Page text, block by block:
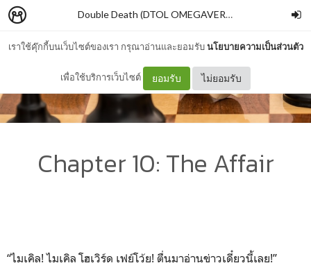
เราใช้คุ๊กกี้บนเว็บไซต์ของเรา กรุณาอ่านและยอมรับนโยบายความเป็นส่วนตัว
เพื่อใช้บริการเว็บไซต์ ยอมรับ ไม่ยอมรับ
Double Death (DTOL OMEGAVERSE AU) piyarak_s
Chapter 10: The Affair
“ไมเคิล! ไมเคิล โฮเวิร์ด เฟย์โว้ย! ตื่นมาอ่านข่าวเดี๋ยวนี้เลย!”